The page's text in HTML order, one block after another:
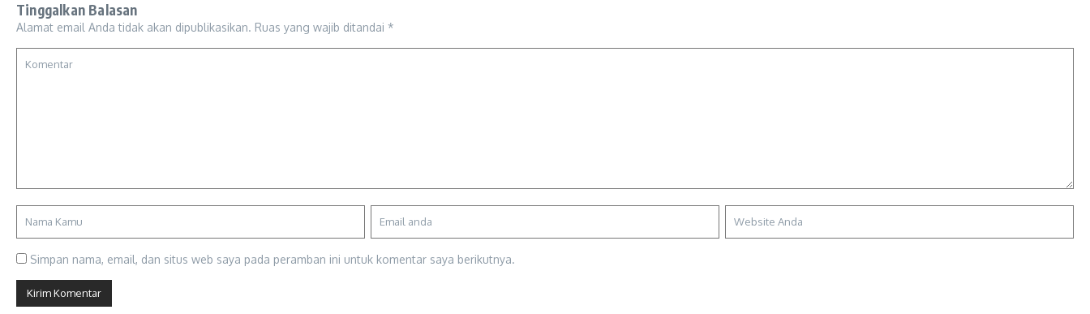
Tinggalkan Balasan
Alamat email Anda tidak akan dipublikasikan. Ruas yang wajib ditandai *
Simpan nama, email, dan situs web saya pada peramban ini untuk komentar saya berikutnya.